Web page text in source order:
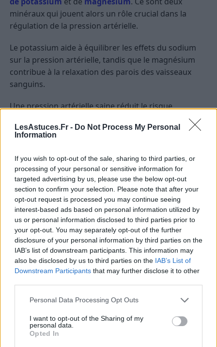
LesAstuces.Fr - Do Not Process My Personal
Information
If you wish to opt-out of the sale, sharing to third parties, or
processing of your personal or sensitive information for
targeted advertising by us, please use the below opt-out
section to confirm your selection. Please note that after your
opt-out request is processed you may continue seeing
interest-based ads based on personal information utilized by
us or personal information disclosed to third parties prior to
your opt-out. You may separately opt-out of the further
disclosure of your personal information by third parties on the
IAB’s list of downstream participants. This information may
also be disclosed by us to third parties on the IAB’s List of
Downstream Participants that may further disclose it to other
Personal Data Processing Opt Outs
I want to opt-out of the Sharing of my
personal data.
Opted In
minéraux qui jouent alors un rôle crucial dans la
régulation de la pression artérielle.
Le potassium aide à équilibrer les effets du sodium
sur la pression artérielle, tandis que le magnésium
contribue à la relaxation des parois des vaisseaux
sanguins.
Une pression artérielle saine réduit le risque
d’hypertension, de crises cardiaques et d’accidents
vasculaires cérébraux. 🩺
Les bienfaits des amandes sur les os
Les amandes jouent également un rôle essentiel dans
le renforcement et le maintien de la santé de nos os
et de nos dents. Grâce à leur richesse en nutriments
clés, elles contribuent à la densité osseuse et à la
solidité des dents. Voici comment les amandes
soutiennent la santé de votre squelette :
Calcium : Les amandes sont une excellente source
de calcium. C’est un minéral crucial pour la
formation et le maintien de dents et d’os solides.
sang, à la transmission de l’influx nerveux et à la
contraction musculaire. Une poignée d’amandes
contient environ 75 mg de calcium, soit environ